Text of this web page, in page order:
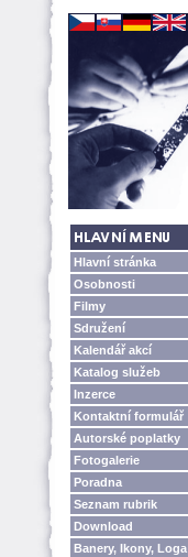
Hlavní stránka
Osobnosti
Filmy
Sdružení
Kalendář akcí
Katalog služeb
Inzerce
Kontaktní formulář
Autorské poplatky
Fotogalerie
Poradna
Seznam rubrik
Download
Banery, Ikony, Loga